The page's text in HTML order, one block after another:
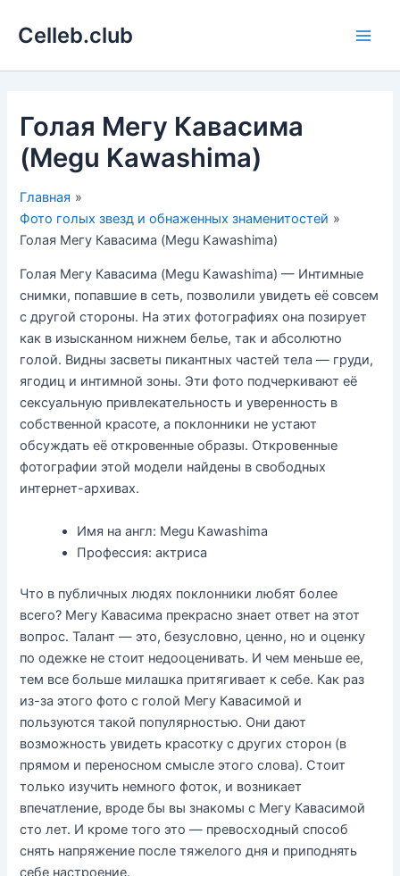
Celleb.club
Голая Мегу Кавасима
(Megu Kawashima)
Главная
Фото голых звезд и обнаженных знаменитостей
Голая Мегу Кавасима (Megu Kawashima)
Голая Мегу Кавасима (Megu Kawashima) — Интимные
снимки, попавшие в сеть, позволили увидеть её совсем
с другой стороны. На этих фотографиях она позирует
как в изысканном нижнем белье, так и абсолютно
голой. Видны засветы пикантных частей тела — груди,
ягодиц и интимной зоны. Эти фото подчеркивают её
сексуальную привлекательность и уверенность в
собственной красоте, а поклонники не устают
обсуждать её откровенные образы. Откровенные
фотографии этой модели найдены в свободных
интернет-архивах.
Имя на англ: Megu Kawashima
Профессия: актриса
Что в публичных людях поклонники любят более
всего? Мегу Кавасима прекрасно знает ответ на этот
вопрос. Талант — это, безусловно, ценно, но и оценку
по одежке не стоит недооценивать. И чем меньше ее,
тем все больше милашка притягивает к себе. Как раз
из-за этого фото с голой Мегу Кавасимой и
пользуются такой популярностью. Они дают
возможность увидеть красотку с других сторон (в
прямом и переносном смысле этого слова). Стоит
только изучить немного фоток, и возникает
впечатление, вроде бы вы знакомы с Мегу Кавасимой
сто лет. И кроме того это — превосходный способ
снять напряжение после тяжелого дня и приподнять
себе настроение.